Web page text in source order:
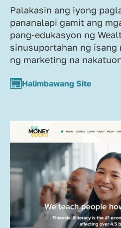
Palakasin ang iyong
pananalapi gamit ang
pang-edukasyon ng
sinusuportahan ng isang
ng marketing na
Halimbawang Site